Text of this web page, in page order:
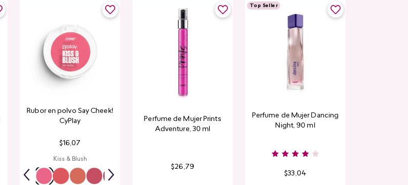
Rubor en polvo Say Cheek!
CyPlay
$16,07
Kiss & Blush
Perfume de Mujer Prints
Adventure, 30 ml
$26 ,79
Top Seller
Perfume de Mujer Dancing
Night, 90 ml
$33 ,04